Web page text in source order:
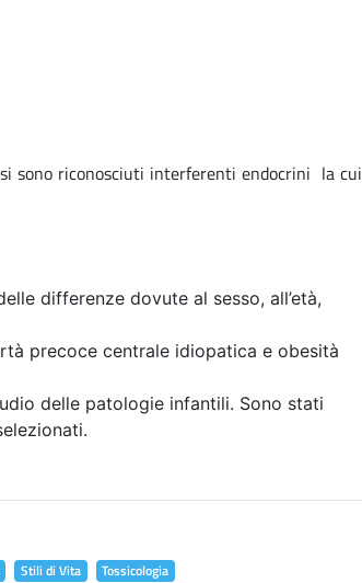
sono riconosciuti interferenti endocrini la cui
differenze dovute al sesso, all’età,
precoce centrale idiopatica e obesità
delle patologie infantili. Sono stati
Stili di Vita
Tossicologia